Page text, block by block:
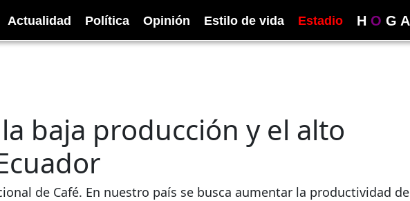
Actualidad Política Opinión Estilo de vida Estadio H O G A
baja producción y el alto
de Café. En nuestro país se busca aumentar la productividad de